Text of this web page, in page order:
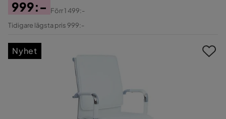
Pris
999:-
Original
Förr1 499:-
Tidigare lägsta pris 999:-
Nyhet